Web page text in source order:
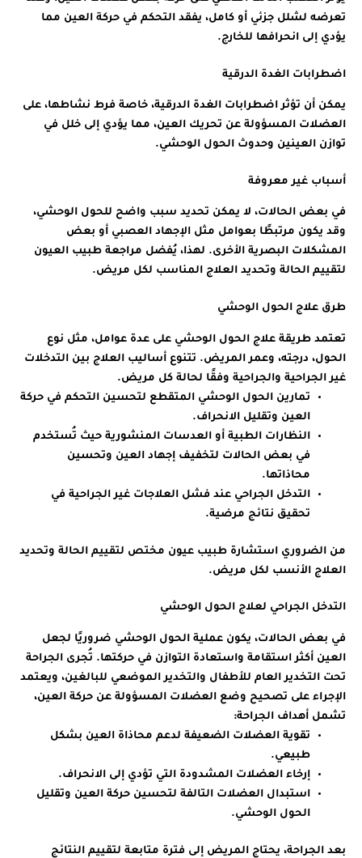
تعرضه لشلل جزئي أو كامل، يفقد التحكم في حركة العين مما
يؤدي إلى انحرافها للخارج.
اضطرابات الغدة الدرقية
يمكن أن تؤثر اضطرابات الغدة الدرقية، خاصة فرط نشاطها، على
العضلات المسؤولة عن تحريك العين، مما يؤدي إلى خلل في
توازن العينين وحدوث الحول الوحشي.
أسباب غير معروفة
في بعض الحالات، لا يمكن تحديد سبب واضح للحول الوحشي،
وقد يكون مرتبطًا بعوامل مثل الإجهاد العصبي أو بعض
المشكلات البصرية الأخرى. لهذا، يُفضل مراجعة طبيب العيون
لتقييم الحالة وتحديد العلاج المناسب لكل مريض.
طرق علاج الحول الوحشي
تعتمد طريقة علاج الحول الوحشي على عدة عوامل، مثل نوع
الحول، درجته، وعمر المريض. تتنوع أساليب العلاج بين التدخلات
غير الجراحية والجراحية وفقًا لحالة كل مريض.
تمارين الحول الوحشي المتقطع لتحسين التحكم في حركة
العين وتقليل الانحراف.
النظارات الطبية أو العدسات المنشورية حيث تُستخدم
في بعض الحالات لتخفيف إجهاد العين وتحسين
محاذاتها.
التدخل الجراحي عند فشل العلاجات غير الجراحية في
تحقيق نتائج مرضية.
من الضروري استشارة طبيب عيون مختص لتقييم الحالة وتحديد
العلاج الأنسب لكل مريض.
التدخل الجراحي لعلاج الحول الوحشي
في بعض الحالات، يكون عملية الحول الوحشي ضروريًا لجعل
العين أكثر استقامة واستعادة التوازن في حركتها. تُجرى الجراحة
تحت التخدير العام للأطفال والتخدير الموضعي للبالغين، ويعتمد
الإجراء على تصحيح وضع العضلات المسؤولة عن حركة العين،
تشمل أهداف الجراحة:
تقوية العضلات الضعيفة لدعم محاذاة العين بشكل
طبيعي.
إرخاء العضلات المشدودة التي تؤدي إلى الانحراف.
استبدال العضلات التالفة لتحسين حركة العين وتقليل
الحول الوحشي.
بعد الجراحة، يحتاج المريض إلى فترة متابعة لتقييم النتائج